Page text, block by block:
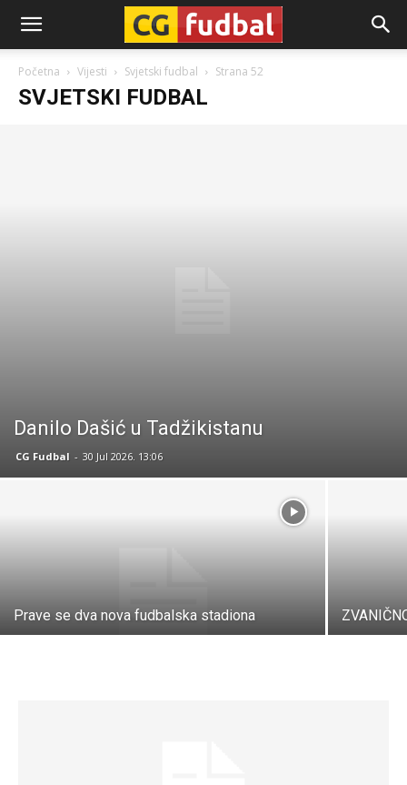
CG-
Fudbal
Početna Vijesti Svjetski fudbal Strana 52
SVJETSKI FUDBAL
Danilo Dašić u Tadžikistanu
CG Fudbal - 30 Jul 2026. 13:06
Prave se dva nova fudbalska stadiona